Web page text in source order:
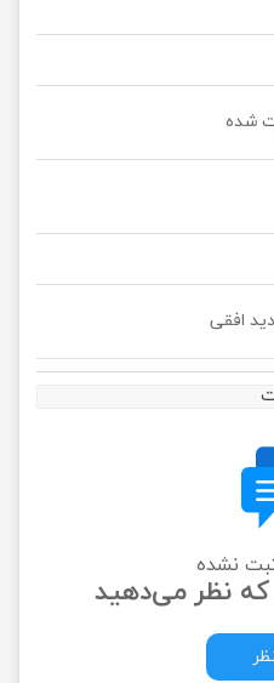
شده
نشده
که نظر می‌دهید